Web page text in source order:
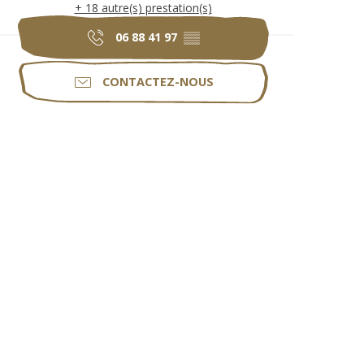
+ 18 autre(s) prestation(s)
06 88 41 97 ▒▒
CONTACTEZ-NOUS